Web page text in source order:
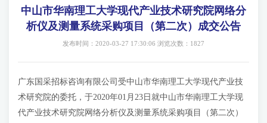
中山市华南理工大学现代产业技术研究院网络分
析仪及测量系统采购项目（第二次）成交公告
发布时间：2020-03-27 17:30:06 浏览次数：1827
广东国采招标咨询有限公司受中山市华南理工大学现代产业技
术研究院的委托，于2020年01月23日就中山市华南理工大学现
代产业技术研究院网络分析仪及测量系统采购项目（第二次）